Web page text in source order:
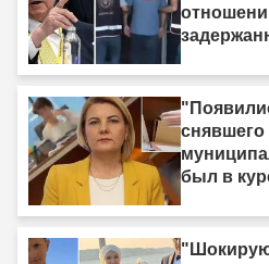
снявшего
был в